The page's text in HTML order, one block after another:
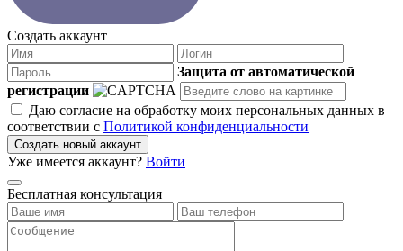
Создать аккаунт
Защита от автоматической
регистрации
Даю согласие на обработку моих персональных данных в
соответствии с Политикой конфиденциальности
Создать новый аккаунт
Уже имеется аккаунт? Войти
Бесплатная консультация